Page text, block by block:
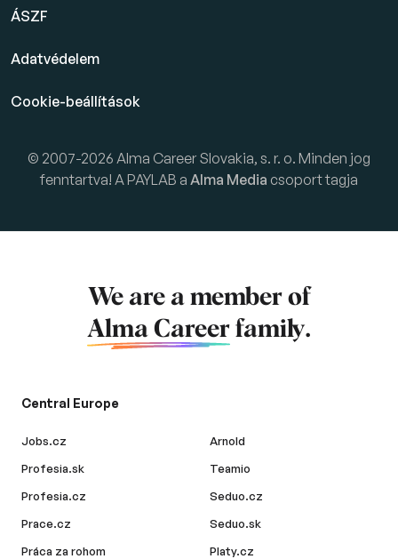
ÁSZF
Adatvédelem
Cookie-beállítások
© 2007-2026 Alma Career Slovakia, s. r. o. Minden jog
fenntartva! A PAYLAB a Alma Media csoport tagja
We are a member of
Alma Career family.
Central Europe
Jobs.cz
Profesia.sk
Profesia.cz
Prace.cz
Práca za rohom
Arnold
Teamio
Seduo.cz
Seduo.sk
Platy.cz